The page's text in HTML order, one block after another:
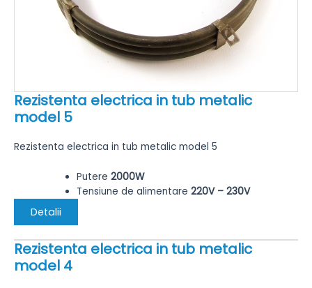
Rezistenta electrica in tub metalic
model 5
Rezistenta electrica in tub metalic model 5
Putere 2000W
Tensiune de alimentare 220V – 230V
Detalii
Rezistenta electrica in tub metalic
model 4